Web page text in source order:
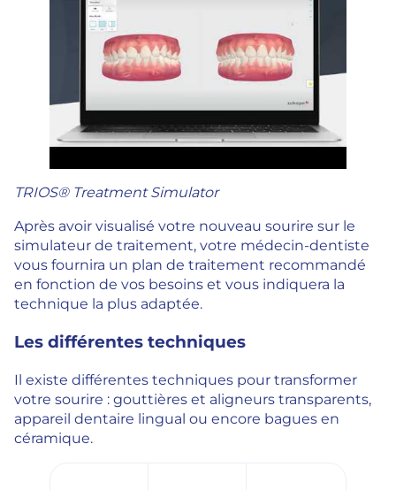
TRIOS® Treatment Simulator
Après avoir visualisé votre nouveau sourire sur le
simulateur de traitement, votre médecin-dentiste
vous fournira un plan de traitement recommandé
en fonction de vos besoins et vous indiquera la
technique la plus adaptée.
Les différentes techniques
Il existe différentes techniques pour transformer
votre sourire : gouttières et aligneurs transparents,
appareil dentaire lingual ou encore bagues en
céramique.